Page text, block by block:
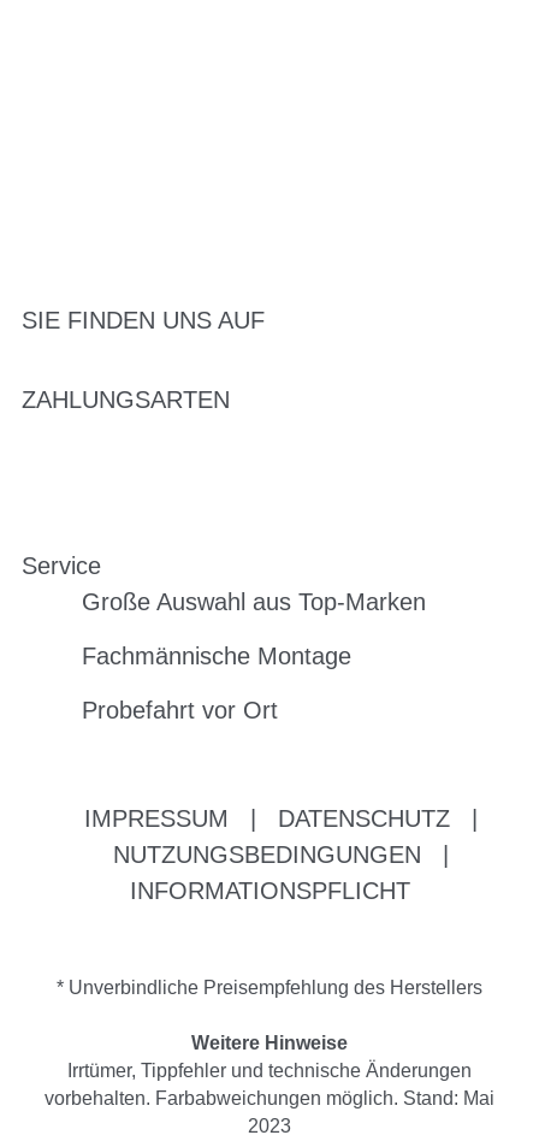
SIE FINDEN UNS AUF
ZAHLUNGSARTEN
Service
Große Auswahl aus Top-Marken
Fachmännische Montage
Probefahrt vor Ort
IMPRESSUM DATENSCHUTZ
NUTZUNGSBEDINGUNGEN
INFORMATIONSPFLICHT
* Unverbindliche Preisempfehlung des Herstellers
Weitere Hinweise
Irrtümer, Tippfehler und technische Änderungen
vorbehalten. Farbabweichungen möglich. Stand: Mai
2023